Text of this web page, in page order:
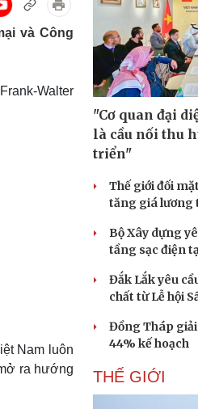
Thông tin doanh nghiệp
Doanh nghiệp 24h
Doanh nhân
Vì cộng đồng
và Công
Walter
Nam luôn
ra hướng
"Cơ quan đại
là cầu nối thu
triển"
Thế giới đối
tăng giá lương
Bộ Xây dựng
tầng sạc điện
Đắk Lắk yêu
chất từ Lễ hội
Đồng Tháp
44% kế hoạch
THẾ GIỚI